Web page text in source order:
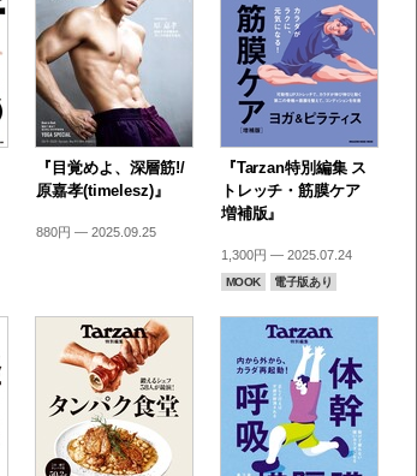
『目覚めよ、深層筋!/
原嘉孝(timelesz)』
880円 — 2025.09.25
『Tarzan特別編集 ス
トレッチ・筋膜ケア
増補版』
1,300円 — 2025.07.24
MOOK 電子版あり